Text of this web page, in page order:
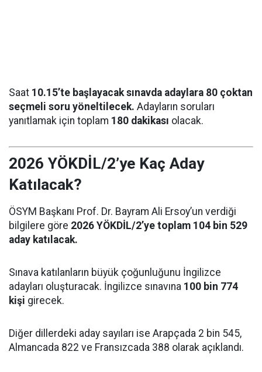
Saat 10.15’te başlayacak sınavda adaylara 80 çoktan
seçmeli soru yöneltilecek. Adayların soruları
yanıtlamak için toplam 180 dakikası olacak.
2026 YÖKDİL/2’ye Kaç Aday
Katılacak?
ÖSYM Başkanı Prof. Dr. Bayram Ali Ersoy’un verdiği
bilgilere göre 2026 YÖKDİL/2’ye toplam 104 bin 529
aday katılacak.
Sınava katılanların büyük çoğunluğunu İngilizce
adayları oluşturacak. İngilizce sınavına 100 bin 774
kişi girecek.
Diğer dillerdeki aday sayıları ise Arapçada 2 bin 545,
Almancada 822 ve Fransızcada 388 olarak açıklandı.